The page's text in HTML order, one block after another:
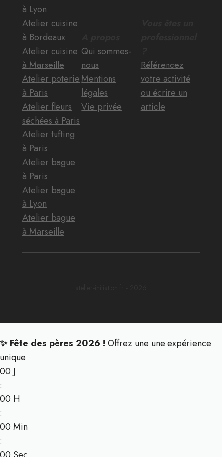
à Lyon
Atelier cuisine
à Bordeaux
Atelier cuisine
à Marseille
Atelier poterie
à Paris
Atelier fleurs
séchées à Paris
Atelier tufting
à Paris
Atelier bague
à Paris
Atelier bague
à Lyon
Atelier bague
à Marseille
Qui sommes-
nous
Mentions
légales
Vie privée
Référencez
votre activité
ou écrire un
article
✨ Fête des pères 2026 ! Offrez une une expérience
unique
00 J
:
00 H
:
00 Min
: